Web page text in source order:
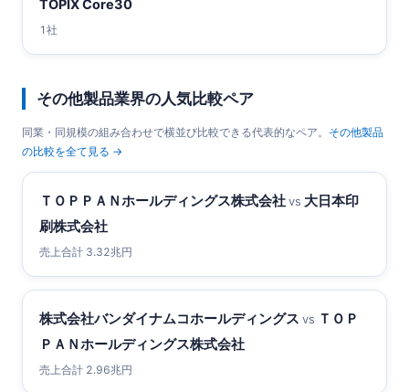
TOPIX Core30
1社
その他製品業界の人気比較ペア
同業・同規模の組み合わせで横並び比較できる代表的なペア。 その他製品
の比較を全て見る →
ＴＯＰＰＡＮホールディングス株式会社vs 大日本印
刷株式会社
売上合計 3.32兆円
株式会社バンダイナムコホールディングス vs ＴＯＰ
ＰＡＮホールディングス株式会社
売上合計 2.96兆円